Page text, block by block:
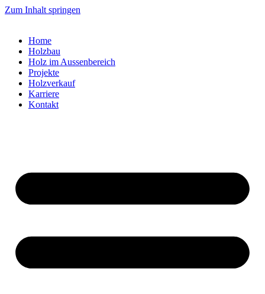
Zum Inhalt springen
Home
Holzbau
Holz im Aussenbereich
Projekte
Holzverkauf
Karriere
Kontakt